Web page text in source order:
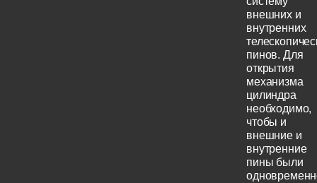
внешних и
внутренних
пинов. Для
открытия
механизма
цилиндра
необходимо,
чтобы и
внешние и
внутренние
пины были